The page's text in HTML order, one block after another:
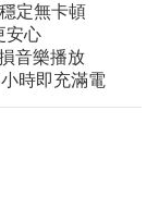
定無卡頓
安心
音樂播放
時即充滿電